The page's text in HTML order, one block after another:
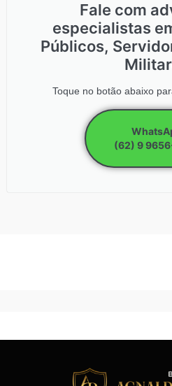
Fale com
especialistas
Públicos,
Toque no botão abaixo
(62) 9